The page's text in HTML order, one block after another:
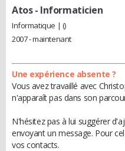
Atos- Informaticien
Informatique | ()
2007 - maintenant
Une expérience absente ?
Vous avez travaillé avec
n'apparaît pas dans son
N'hésitez pas à lui suggérer
envoyant un message. Pour
vos contacts.